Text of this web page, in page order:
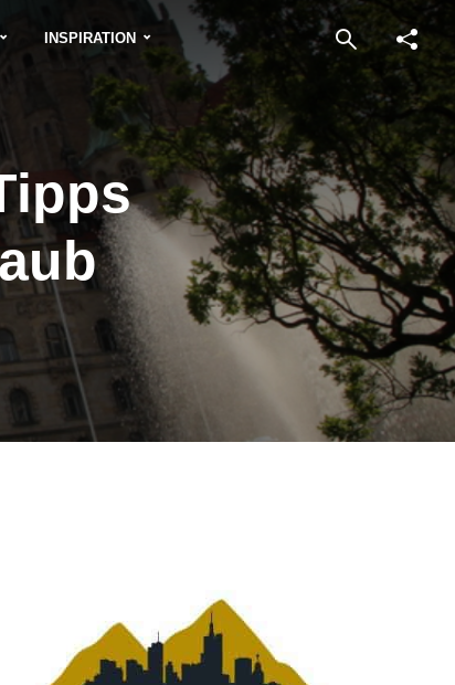
INSPIRATION